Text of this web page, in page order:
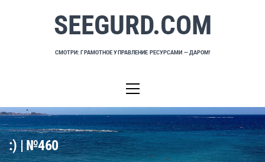
SEEGURD.COM
СМОТРИ: ГРАМОТНОЕ УПРАВЛЕНИЕ РЕСУРСАМИ — ДАРОМ!
меню
:) | №460